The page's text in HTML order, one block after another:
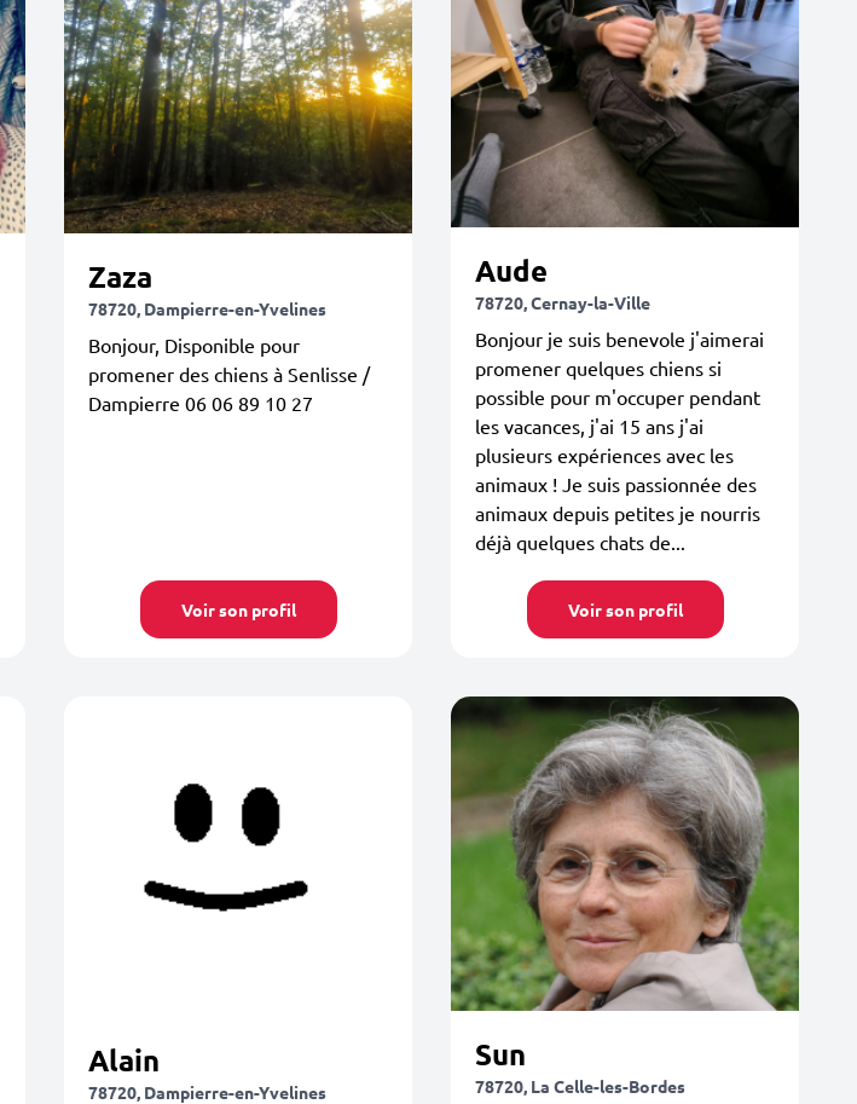
Zaza
78720, Dampierre-en-Yvelines
Bonjour, Disponible pour
promener des chiens à Senlisse /
Dampierre 06 06 89 10 27
Voir son profil
Aude
78720, Cernay-la-Ville
Bonjour je suis benevole j'aimerai
promener quelques chiens si
possible pour m'occuper pendant
les vacances, j'ai 15 ans j'ai
plusieurs expériences avec les
animaux ! Je suis passionnée des
animaux depuis petites je nourris
déjà quelques chats de...
Voir son profil
Alain
78720, Dampierre-en-Yvelines
Sun
78720, La Celle-les-Bordes